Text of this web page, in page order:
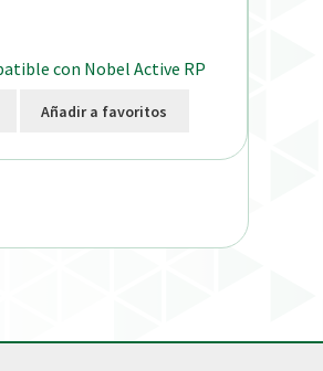
con Nobel Active RP
Añadir a favoritos